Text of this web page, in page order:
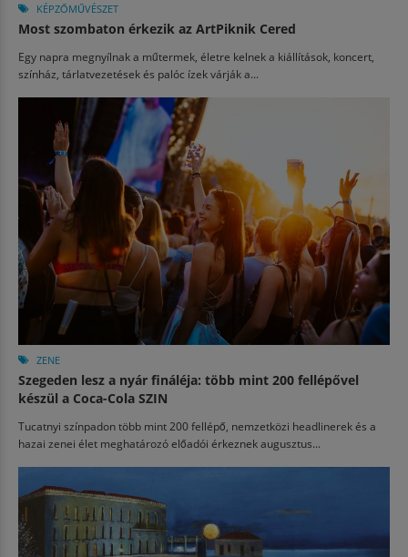
KÉPZŐMŰVÉSZET
Most szombaton érkezik az ArtPiknik Cered
Egy napra megnyílnak a műtermek, életre kelnek a kiállítások, koncert,
színház, tárlatvezetések és palóc ízek várják a...
ZENE
Szegeden lesz a nyár fináléja: több mint 200 fellépővel
készül a Coca-Cola SZIN
Tucatnyi színpadon több mint 200 fellépő, nemzetközi headlinerek és a
hazai zenei élet meghatározó előadói érkeznek augusztus...